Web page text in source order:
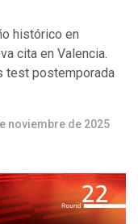
histórico en
cita en Valencia.
test postemporada
noviembre de 2025